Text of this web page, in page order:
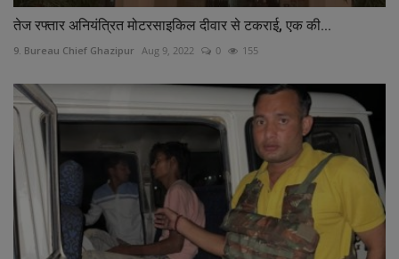
तेज रफ्तार अनियंत्रित मोटरसाइकिल दीवार से टकराई, एक की...
9. Bureau Chief Ghazipur Aug 9, 2022 0 155